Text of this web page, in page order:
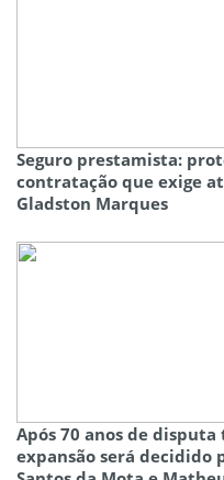
Seguro prestamista:
contratação que exige
Gladston Marques
Após 70 anos de
expansão será decidido